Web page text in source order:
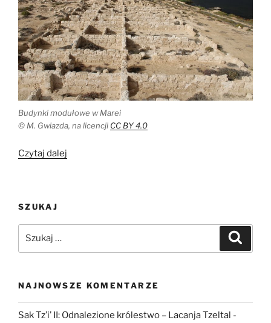
Budynki modułowe w Marei
© M. Gwiazda, na licencji CC BY 4.0
Czytaj dalej
(Egipt)”
SZUKAJ
NAJNOWSZE KOMENTARZE
Sak Tz’i’ II: Odnalezione królestwo – Lacanja Tzeltal -